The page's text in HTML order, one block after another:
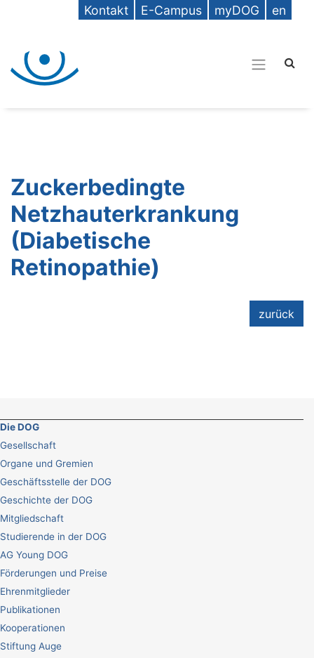
Kontakt E-Campus myDOG en
Zuckerbedingte
Netzhauterkrankung
(Diabetische
Retinopathie)
zurück
Die DOG
Gesellschaft
Organe und Gremien
Geschäftsstelle der DOG
Geschichte der DOG
Mitgliedschaft
Studierende in der DOG
AG Young DOG
Förderungen und Preise
Ehrenmitglieder
Publikationen
Kooperationen
Stiftung Auge